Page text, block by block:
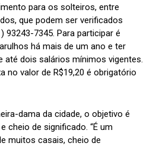
para os solteiros, entre
que podem ser verificados
93243-7345. Para participar é
há mais de um ano e ter
até dois salários mínimos vigentes.
no valor de R$19,20 é obrigatório
dama da cidade, o objetivo é
cheio de significado. “É um
muitos casais, cheio de